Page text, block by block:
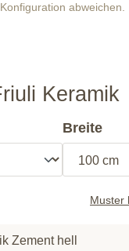
Konfiguration abweichen.
Keramik
Breite
Muster
Zement hell